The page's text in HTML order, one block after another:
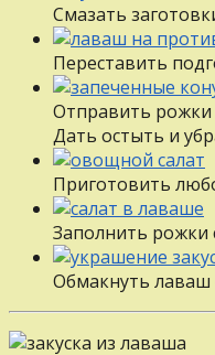
Смазать
Переставить
Отправить рожки
Дать остыть и
Приготовить
Заполнить рожки
Обмакнуть лаваш